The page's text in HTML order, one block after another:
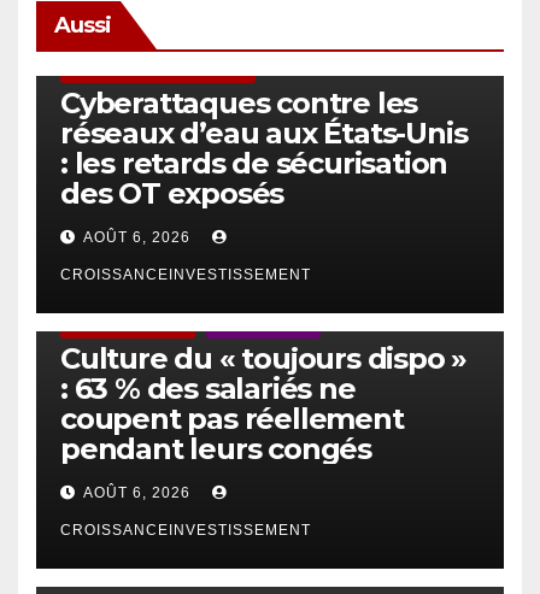
Aussi
Cyberattaques contre les
réseaux d’eau aux États-Unis
: les retards de sécurisation
des OT exposés
AOÛT 6, 2026
CROISSANCEINVESTISSEMENT
Culture du « toujours dispo »
: 63 % des salariés ne
coupent pas réellement
pendant leurs congés
AOÛT 6, 2026
CROISSANCEINVESTISSEMENT